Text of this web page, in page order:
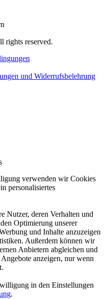
rights reserved.
und Widerrufsbelehrung
verwenden wir Cookies
personalisiertes
Nutzer, deren Verhalten und
Optimierung unserer
und Inhalte anzuzeigen
Außerdem können wir
Anbietern abgleichen und
anzeigen, nur wenn
in den Einstellungen
.